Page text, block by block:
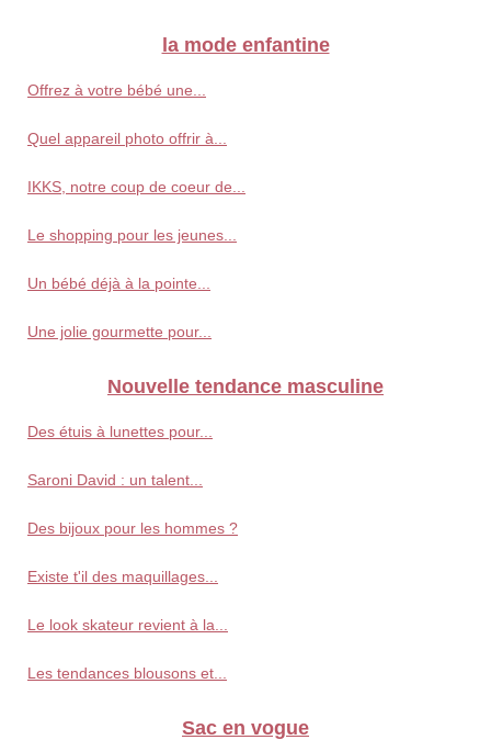
la mode enfantine
Offrez à votre bébé une...
Quel appareil photo offrir à...
IKKS, notre coup de coeur de...
Le shopping pour les jeunes...
Un bébé déjà à la pointe...
Une jolie gourmette pour...
Nouvelle tendance masculine
Des étuis à lunettes pour...
Saroni David : un talent...
Des bijoux pour les hommes ?
Existe t'il des maquillages...
Le look skateur revient à la...
Les tendances blousons et...
Sac en vogue